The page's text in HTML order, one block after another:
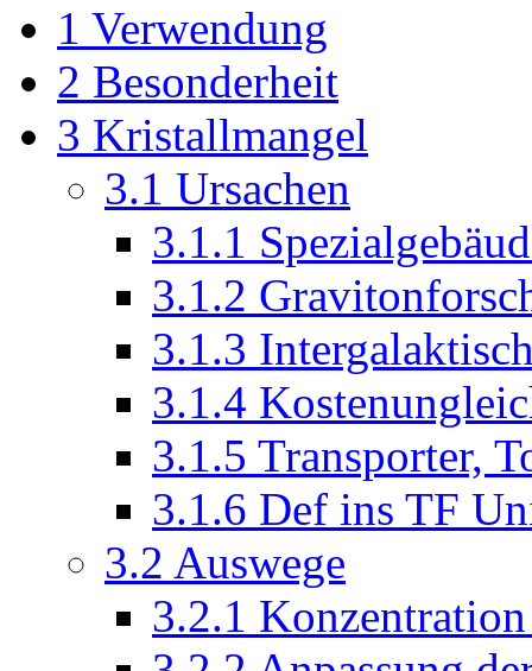
1 Verwendung
2 Besonderheit
3 Kristallmangel
3.1 Ursachen
3.1.1
3.1.2
3.1.3
3.1.4
3.1.5 Transporter,
3.1.6 Def ins TF
3.2 Auswege
3.2.1